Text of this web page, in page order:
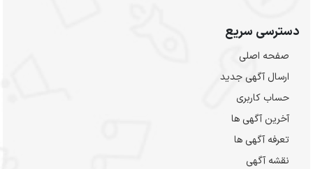
دسترسی سریع
صفحه اصلی
ارسال‌ آگهی جدید
حساب کاربری
آخرین آگهی ها
تعرفه آگهی ها
نقشه آگهی